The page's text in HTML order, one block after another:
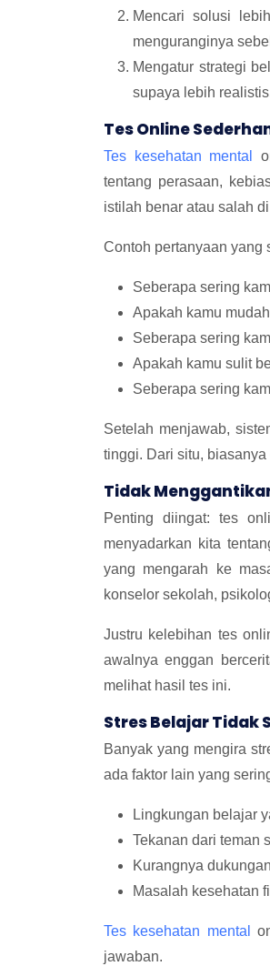
Mencari solusi
menguranginya
Mengatur strategi
supaya lebih
Tes Online
Tes kesehatan mental
tentang perasaan,
istilah benar atau salah
Contoh pertanyaan yang
Seberapa sering
Apakah kamu
Seberapa sering
Apakah kamu sulit
Seberapa sering
Setelah menjawab,
tinggi. Dari situ,
Tidak
Penting diingat: tes
menyadarkan kita
yang mengarah ke
konselor sekolah,
Justru kelebihan tes
awalnya enggan
melihat hasil tes ini.
Stres Belajar Tidak
Banyak yang mengira
ada faktor lain yang
Lingkungan belajar
Tekanan dari teman
Kurangnya
Masalah kesehatan
Tes kesehatan mental
jawaban.